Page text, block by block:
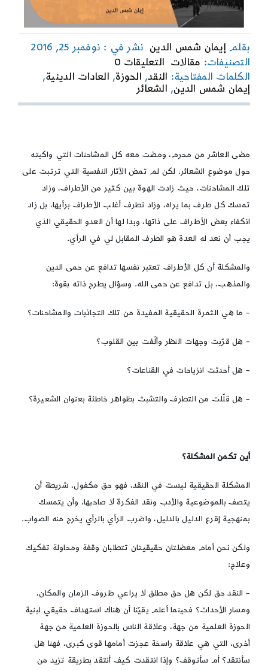
بقلم إيمان شمس الدين نشر في : نوفمبر 25, 2016
التصنيفات: مقالات التعليقات 0
النقد:
بنيته
وإشكالياته
الكلمات المفتاحية: النقد, الحوزة, العادات الدينية,
إيمان شمس الدين, الشعائر
مضى العاشر من محرم، ومضت معه كل المشاحنات التي واكبته
حول موضوع الشعائر. لكن لم تمض الآثار النفسية التي ترتبت على
تلك المشاحنات، حيث زادت الهوة بين كثير من الأطراف، وزاد
تمسك كل طرف بما يراه، وزاد تطرف أغلب الأطراف برأيها، بل زاد
انكفاء بعض الأطراف على ذاتها، وبدا لها أن العدو الحقيقي الذي
يجب أن نعد له العدة هو الطرف المقابل لي في الرأي.
والمشكلة أن كل الأطراف تعتبر نفسها تدافع عن حمى الدين
والمذهب، بل تدافع عن حمى الله. وسؤال يطرح ذاته بقوة:
– ما هي الثمرة الحقيقية المفيدة من تلك التجاذبات والمشاحنات؟
– هل قرّبت وجهات النظر وألّفت بين القلوب؟
– هل أحدثت انزياحات في القناعات؟
– هل قلّلت من التطرف والتشبث بظواهر خاطئة بعنوان الشعيرة؟
أين تكمن المشكلة؟
المشكلة الحقيقية ليست في النقد، فهو حق مكفول، شريطة أن
يتصف بالموضوعية والأدب ونقد الفكرة لا صاحبها، وأن يتمسك
بمنهجية إقرع الدليل بالدليل، واضرب الرأي بالرأي يخرج منه الصواب.
ولكن نحن أمام معضلتان حقيقيتان تتطلبان وقفة ومحاولة تفكيك
وعلاج:
– النقد حق لكن هل حق مطلق لا يراعي ظروف الزمان والمكان،
ومسار الأحداث؟ فحينما أعلم يقيًنا أن هناك استهداف حقيقي لبنية
الحوزة العلمية من جهة، وعلاقة الناس بالحوزة العلمية من جهة
أخرى، التي هي علاقة راسخة عجزت أمامها قوى كبرى، فهنا هل
سأنتقد؟ أم سأتوقف؟ وإذا انتقدت كيف أنتقد بطريقة تزيد من